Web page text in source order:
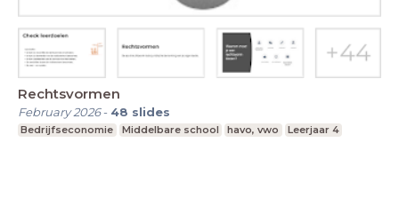
Rechtsvormen
February 2026- 48 slides
Bedrijfseconomie Middelbare school havo, vwo Leerjaar 4